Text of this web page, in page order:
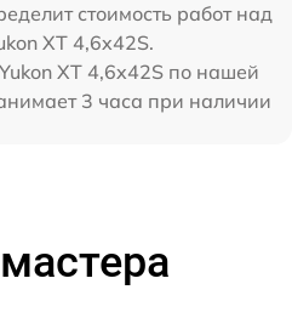
стоимость работ над
XT 4,6x42S.
XT 4,6x42S по нашей
3 часа при наличии